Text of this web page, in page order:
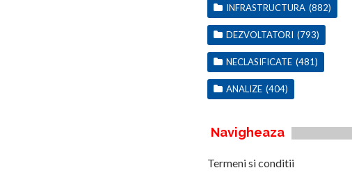
INFRASTRUCTURA (882)
DEZVOLTATORI (793)
NECLASIFICATE (481)
ANALIZE (404)
Navigheaza
Termeni si conditii